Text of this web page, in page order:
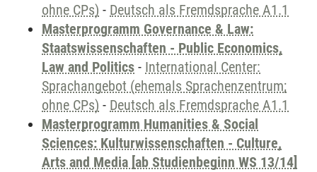
ohne CPs) - Deutsch als Fremdsprache A1.1
Masterprogramm Governance & Law:
Staatswissenschaften - Public Economics,
Law and Politics - International Center:
Sprachangebot (ehemals Sprachenzentrum;
ohne CPs) - Deutsch als Fremdsprache A1.1
Masterprogramm Humanities & Social
Sciences: Kulturwissenschaften - Culture,
Arts and Media [ab Studienbeginn WS 13/14]